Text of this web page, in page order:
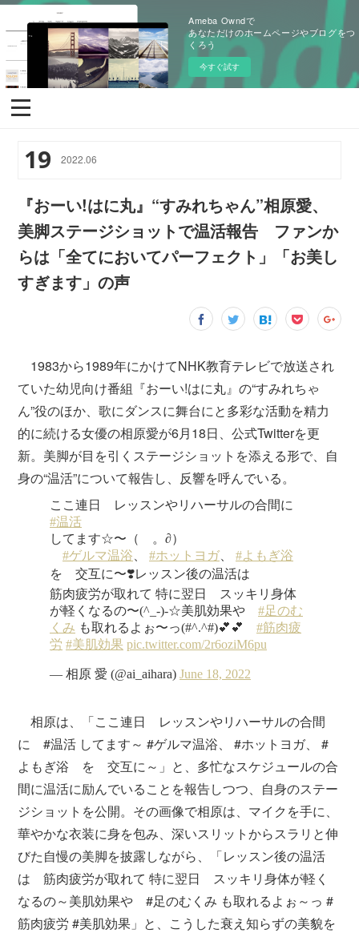
Ameba Owndで
あなただけのホームページやブログをつ
くろう
今すぐ試す
19 2022.06
『おーい!はに丸』“すみれちゃん”相原愛、
美脚ステージショットで温活報告 ファンか
らは「全てにおいてパーフェクト」「お美し
すぎます」の声
1983から1989年にかけてNHK教育テレビで放送され
ていた幼児向け番組『おーい!はに丸』の“すみれちゃ
ん”役のほか、歌にダンスに舞台にと多彩な活動を精力
的に続ける女優の相原愛が6月18日、公式Twitterを更
新。美脚が目を引くステージショットを添える形で、自
身の“温活”について報告し、反響を呼んでいる。
相原は、「ここ連日 レッスンやリハーサルの合間
に #温活 してます～ #ゲルマ温浴、 #ホットヨガ、 #
よもぎ浴 を 交互に～」と、多忙なスケジュールの合
間に温活に励んでいることを報告しつつ、自身のステー
ジショットを公開。その画像で相原は、マイクを手に、
華やかな衣装に身を包み、深いスリットからスラリと伸
びた自慢の美脚を披露しながら、「レッスン後の温活
は 筋肉疲労が取れて 特に翌日 スッキリ身体が軽く
なるの～美肌効果や #足のむくみ も取れるよぉ～っ #
筋肉疲労 #美肌効果」と、こうした衰え知らずの美貌を